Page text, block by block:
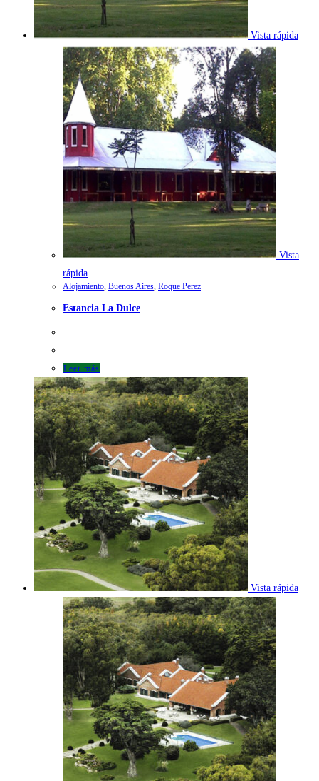
Vista rápida
Vista
rápida
Alojamiento, Buenos Aires, Roque Perez
Estancia La Dulce
Leer más
Vista rápida